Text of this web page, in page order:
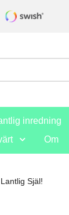
inredning
Om
Själ!